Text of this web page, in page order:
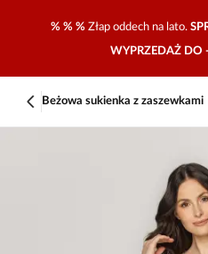
% % % Złap oddech na lato.
WYPRZEDAŻ DO
Beżowa sukienka z zaszewkami